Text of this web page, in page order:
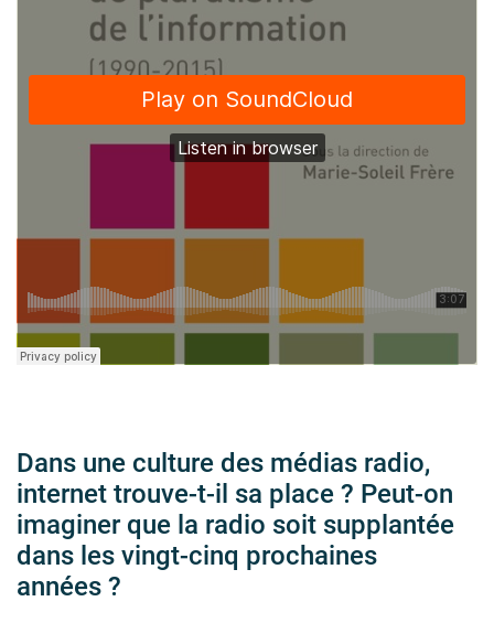
Dans une culture des médias radio,
internet trouve-t-il sa place ? Peut-on
imaginer que la radio soit supplantée
dans les vingt-cinq prochaines
années ?